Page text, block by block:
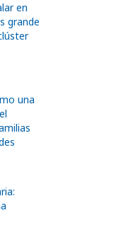
en
grande
una